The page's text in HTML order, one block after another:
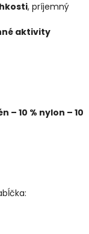
, príjemný
aktivity
– 10 % nylon – 10